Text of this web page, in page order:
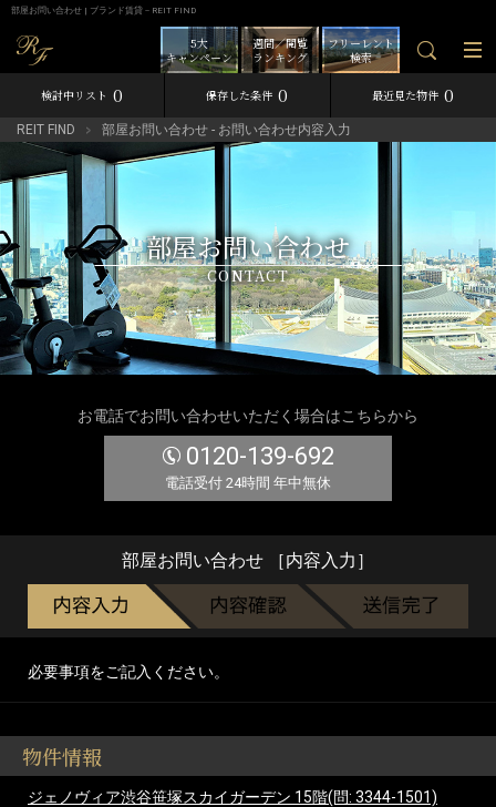
部屋お問い合わせ | ブランド賃貸－REIT FIND
フリーレント
検索
週間／閲覧
ランキング
5大
キャンペーン
検討中リスト 0 保存した条件 0 最近見た物件 0
REIT FIND 部屋お問い合わせ - お問い合わせ内容入力
部屋お問い合わせ
CONTACT
お電話でお問い合わせいただく場合はこちらから
0120-139-692
電話受付 24時間 年中無休
部屋お問い合わせ ［内容入力］
必要事項をご記入ください。
物件情報
ジェノヴィア渋谷笹塚スカイガーデン 15階(問: 3344-1501)